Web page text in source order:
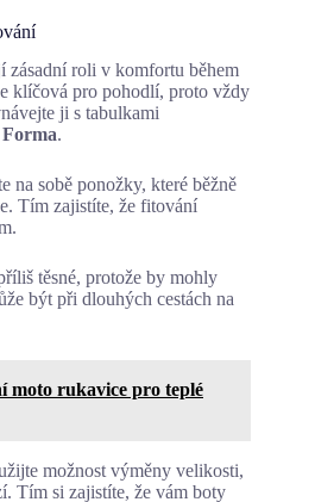
roli v komfortu během
klíčová pro pohodlí, proto vždy
ji s tabulkami
Forma.
na sobě ponožky, které běžně
Tím zajistíte, že fitování
těsné, protože by mohly
být při dlouhých cestách na
moto rukavice pro teplé
možnost výměny velikosti,
Tím si zajistíte, že vám boty